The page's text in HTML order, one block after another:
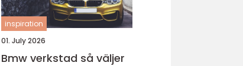
inspiration
01. July 2026
Bmw verkstad så väljer